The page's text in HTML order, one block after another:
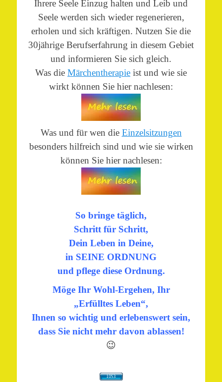
Ihrere Seele Einzug halten und Leib und
Seele werden sich wieder regenerieren,
erholen und sich kräftigen. Nutzen Sie die
30jährige Berufserfahrung in diesem Gebiet
und informieren Sie sich gleich.
Was die Märchentherapie ist und wie sie
wirkt können Sie hier nachlesen:
Was und für wen die Einzelsitzungen
besonders hilfreich sind und wie sie wirken
können Sie hier nachlesen:
So bringe täglich,
Schritt für Schritt,
Dein Leben in Deine,
in SEINE ORDNUNG
und pflege diese Ordnung.
Möge Ihr Wohl-Ergehen, Ihr
„Erfülltes Leben“,
Ihnen so wichtig und erlebenswert sein,
dass Sie nicht mehr davon ablassen!
😉